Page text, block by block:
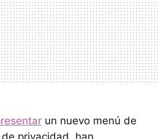
un nuevo menú de
privacidad, han